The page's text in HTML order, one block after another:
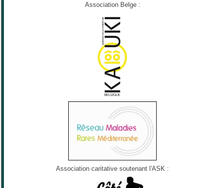
Association Belge :
Association caritative soutenant l'ASK :